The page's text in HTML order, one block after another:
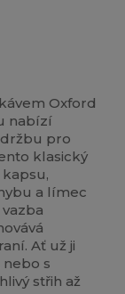
Oxford
nabízí
pro
klasický
a límec
Ať už ji
s
střih až